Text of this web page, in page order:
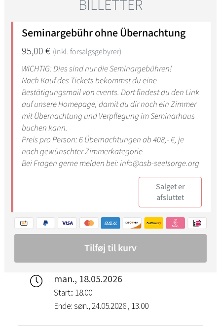
man., 18.05.2026
Start:: 18.00
Ende: søn., 24.05.2026 , 13.00